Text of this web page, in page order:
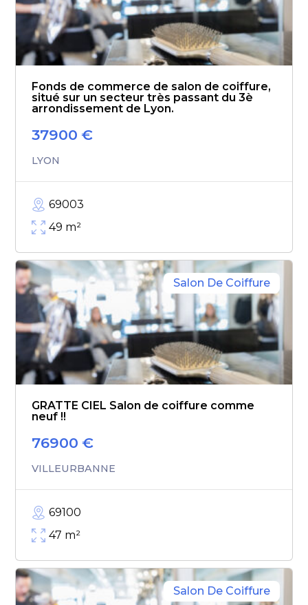
Fonds de commerce de salon de coiffure,
situé sur un secteur très passant du 3è
arrondissement de Lyon.
37900 €
LYON
69003
49 m²
Salon De Coiffure
GRATTE CIEL Salon de coiffure comme
neuf !!
76900 €
VILLEURBANNE
69100
47 m²
Salon De Coiffure